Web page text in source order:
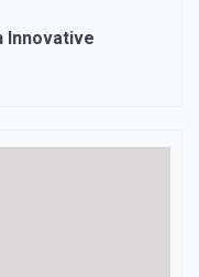
Innovative